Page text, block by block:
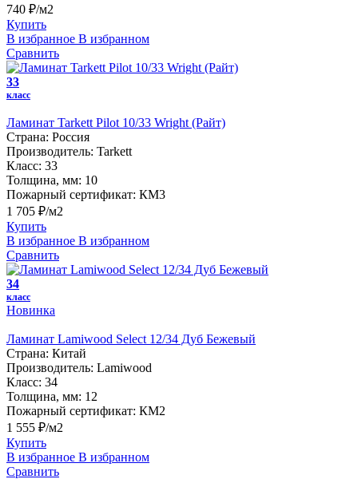
740 ₽/м2
Купить
В избранное В избранном
Сравнить
33
класс
Ламинат Tarkett Pilot 10/33 Wright (Райт)
Страна: Россия
Производитель: Tarkett
Класс: 33
Толщина, мм: 10
Пожарный сертификат: КМ3
1 705 ₽/м2
Купить
В избранное В избранном
Сравнить
34
класс
Новинка
Ламинат Lamiwood Select 12/34 Дуб Бежевый
Страна: Китай
Производитель: Lamiwood
Класс: 34
Толщина, мм: 12
Пожарный сертификат: КМ2
1 555 ₽/м2
Купить
В избранное В избранном
Сравнить